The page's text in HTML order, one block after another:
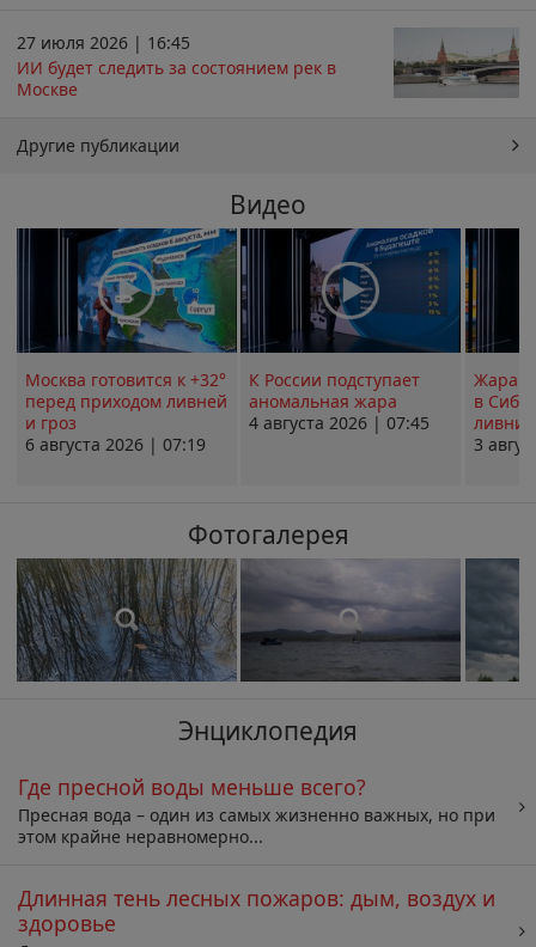
27 июля 2026 | 16:45
ИИ будет следить за состоянием рек в
Москве
Другие публикации
Видео
Москва готовится к +32°
перед приходом ливней
и гроз
6 августа 2026 | 07:19
К России подступает
аномальная жара
4 августа 2026 | 07:45
Жара в
в
ливни
3
Фотогалерея
Энциклопедия
Где пресной воды меньше всего?
Пресная вода – один из самых жизненно важных, но при
этом крайне неравномерно...
Длинная тень лесных пожаров: дым, воздух и
здоровье